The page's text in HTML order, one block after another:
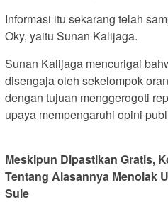
Informasi itu sekarang telah
Oky, yaitu Sunan Kalijaga.
Sunan Kalijaga mencurigai
disengaja oleh sekelompok
dengan tujuan menggerogoti
upaya mempengaruhi opini
Meskipun Dipastikan Gratis,
Tentang Alasannya Menolak
Sule